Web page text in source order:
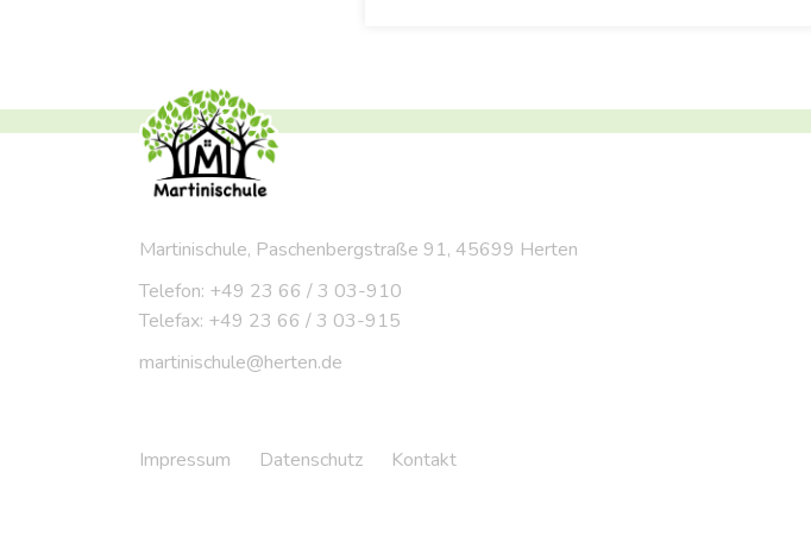
Martinischule, Paschenbergstraße 91, 45699 Herten
Telefon: +49 23 66 / 3 03-910
Telefax: +49 23 66 / 3 03-915
martinischule@herten.de
Impressum Datenschutz Kontakt